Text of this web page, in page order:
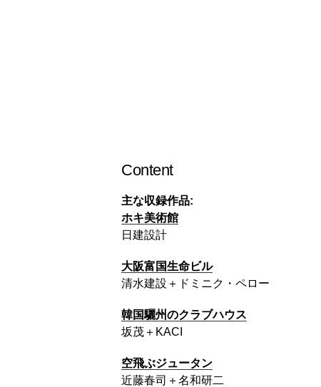
Content
主な収録作品:
ホキ美術館
日建設計
大阪富国生命ビル
清水建設＋ドミニク・ペロー
韓国驪州のクラブハウス
坂茂＋KACI
空飛ぶジュータン
近藤春司＋名和研二